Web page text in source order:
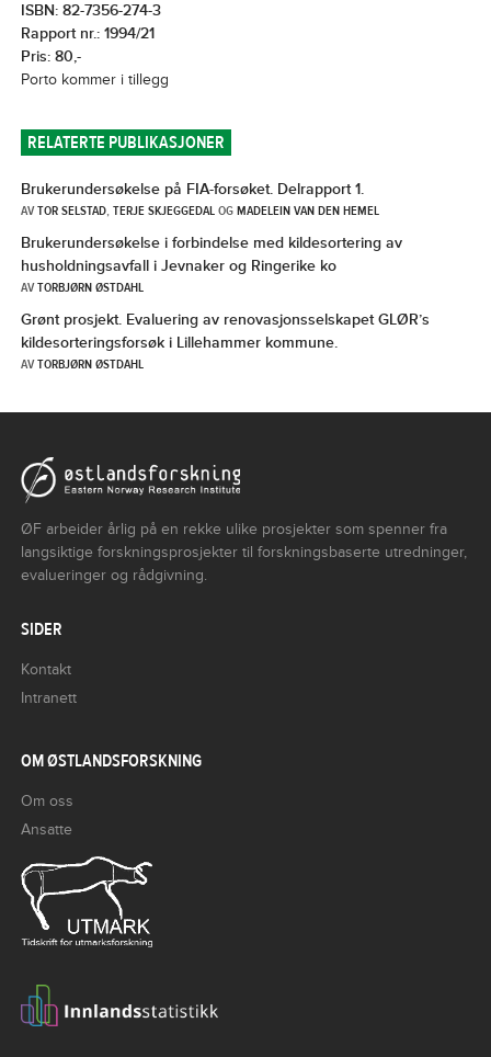
ISBN: 82-7356-274-3
Rapport nr.: 1994/21
Pris: 80,-
Porto kommer i tillegg
RELATERTE PUBLIKASJONER
Brukerundersøkelse på FIA-forsøket. Delrapport 1.
AVTOR SELSTAD,TERJE SKJEGGEDALOGMADELEIN VAN DEN HEMEL
Brukerundersøkelse i forbindelse med kildesortering av
husholdningsavfall i Jevnaker og Ringerike ko
AVTORBJØRN ØSTDAHL
Grønt prosjekt. Evaluering av renovasjonsselskapet GLØR’s
kildesorteringsforsøk i Lillehammer kommune.
AVTORBJØRN ØSTDAHL
ØF arbeider årlig på en rekke ulike prosjekter som spenner fra
langsiktige forskningsprosjekter til forskningsbaserte utredninger,
evalueringer og rådgivning.
SIDER
Kontakt
Intranett
OM ØSTLANDSFORSKNING
Om oss
Ansatte